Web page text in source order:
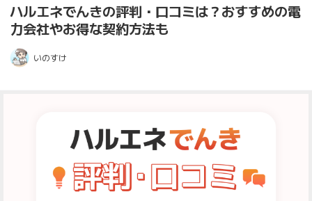
ハルエネでんきの評判・口コミは？おすすめの電
力会社やお得な契約方法も
いのすけ